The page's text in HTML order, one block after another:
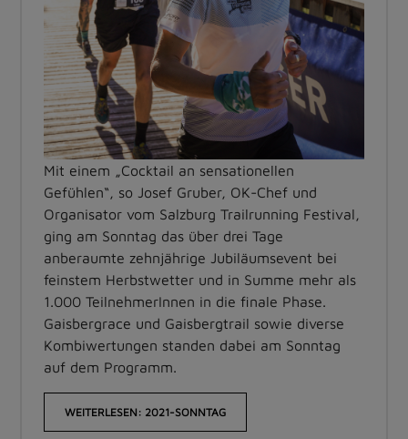
Mit einem „Cocktail an sensationellen
Gefühlen“, so Josef Gruber, OK-Chef und
Organisator vom Salzburg Trailrunning Festival,
ging am Sonntag das über drei Tage
anberaumte zehnjährige Jubiläumsevent bei
feinstem Herbstwetter und in Summe mehr als
1.000 TeilnehmerInnen in die finale Phase.
Gaisbergrace und Gaisbergtrail sowie diverse
Kombiwertungen standen dabei am Sonntag
auf dem Programm.
WEITERLESEN: 2021-SONNTAG